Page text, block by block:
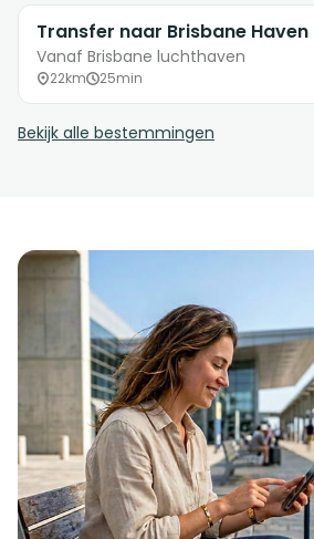
Transfer naar Brisbane Haven
Vanaf Brisbane luchthaven
22km 25min
Bekijk alle bestemmingen